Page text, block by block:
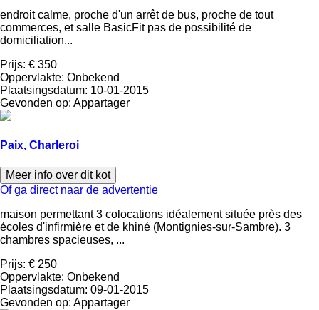
endroit calme, proche d'un arrêt de bus, proche de tout
commerces, et salle BasicFit pas de possibilité de
domiciliation...
Prijs: € 350
Oppervlakte: Onbekend
Plaatsingsdatum: 10-01-2015
Gevonden op: Appartager
Paix, Charleroi
Meer info over dit kot
Of ga direct naar de advertentie
maison permettant 3 colocations idéalement située près des
écoles d'infirmière et de khiné (Montignies-sur-Sambre). 3
chambres spacieuses, ...
Prijs: € 250
Oppervlakte: Onbekend
Plaatsingsdatum: 09-01-2015
Gevonden op: Appartager